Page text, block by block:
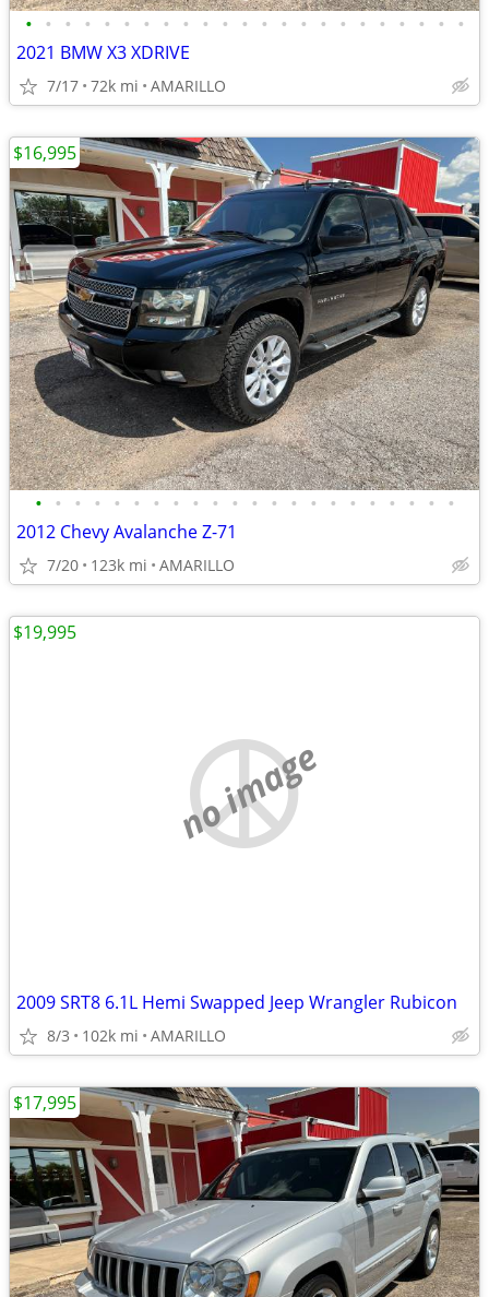
• • • • • • • • • • • • • • • • • • • • • • •
2021 BMW X3 XDRIVE
7/17 72k mi AMARILLO
• • • • • • • • • • • • • • • • • • • • • •
2012 Chevy Avalanche Z-71
7/20 123k mi AMARILLO
$16,995
no image
2009 SRT8 6.1L Hemi Swapped Jeep Wrangler Rubicon
8/3 102k mi AMARILLO
$19,995
$17,995